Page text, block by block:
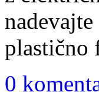
plastično
0